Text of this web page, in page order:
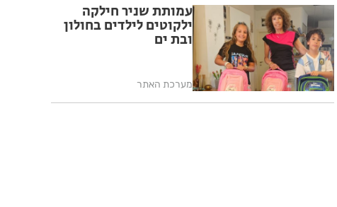
עמותת שניר חילקה
ילקוטים לילדים בחולון
ובת ים
מערכת האתר